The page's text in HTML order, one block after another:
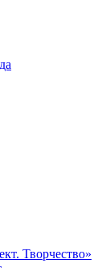
Творчество»